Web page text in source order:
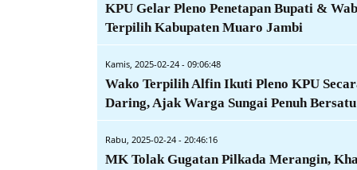
KPU Gelar Pleno Penetapan Bupati &
Terpilih Kabupaten Muaro Jambi
Kamis, 2025-02-24 - 09:06:48
Wako Terpilih Alfin Ikuti Pleno KPU
Daring, Ajak Warga Sungai Penuh Bersatu
Rabu, 2025-02-24 - 20:46:16
MK Tolak Gugatan Pilkada Merangin,